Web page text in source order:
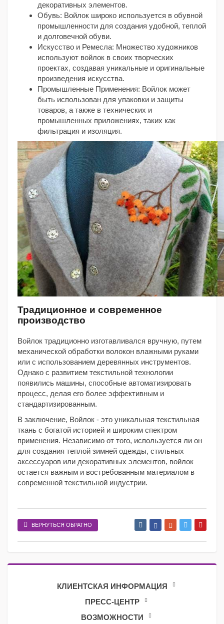
декоративных элементов.
Обувь: Войлок широко используется в обувной
промышленности для создания удобной, теплой
и долговечной обуви.
Искусство и Ремесла: Множество художников
используют войлок в своих творческих
проектах, создавая уникальные и оригинальные
произведения искусства.
Промышленные Применения: Войлок может
быть использован для упаковки и защиты
товаров, а также в технических и
промышленных приложениях, таких как
фильтрация и изоляция.
Традиционное и современное
производство
Войлок традиционно изготавливался вручную, путем
механической обработки волокон влажными руками
или с использованием деревянных инструментов.
Однако с развитием текстильной технологии
появились машины, способные автоматизировать
процесс, делая его более эффективным и
стандартизированным.
В заключение, Войлок - это уникальная текстильная
ткань с богатой историей и широким спектром
применения. Независимо от того, используется ли он
для создания теплой зимней одежды, стильных
аксессуаров или декоративных элементов, войлок
остается важным и востребованным материалом в
современной текстильной индустрии.
ВЕРНУТЬСЯ ОБРАТНО
КЛИЕНТСКАЯ ИНФОРМАЦИЯ
ПРЕСС-ЦЕНТР
ВОЗМОЖНОСТИ